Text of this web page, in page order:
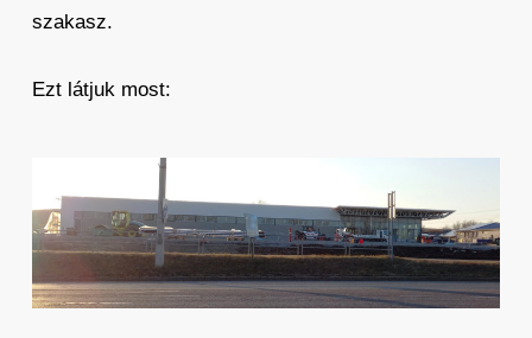
szakasz.
Ezt látjuk most: